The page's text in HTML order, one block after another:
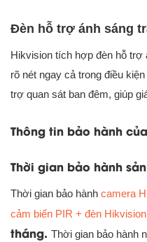
Đèn hỗ trợ ánh sáng
Hikvision tích hợp đèn hỗ trợ
rõ nét ngay cả trong điều
trợ quan sát ban đêm, giúp
Thông tin bảo hành
Thời gian bảo hành
Thời gian bảo hành camera
cảm biến PIR + đèn
tháng. Thời gian bảo hành